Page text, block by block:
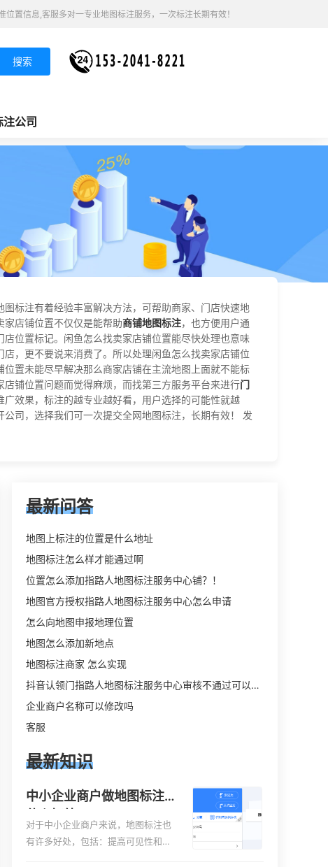
置信息,客服多对一专业地图标注服务，一次标注长期有效！
搜索
公司
标注有着经验丰富解决方法，可帮助商家、门店快速地
店铺位置不仅仅是能帮助商铺地图标注，也方便用户通
位置标记。闲鱼怎么找卖家店铺位置能尽快处理也意味
，更不要说来消费了。所以处理闲鱼怎么找卖家店铺位
置未能尽早解决那么商家店铺在主流地图上面就不能标
铺位置问题而觉得麻烦，而找第三方服务平台来进行门
效果，标注的越专业越好看，用户选择的可能性就越
司，选择我们可一次提交全网地图标注，长期有效！ 发
最新问答
地图上标注的位置是什么地址
地图标注怎么样才能通过啊
位置怎么添加指路人地图标注服务中心铺？！
地图官方授权指路人地图标注服务中心怎么申请
怎么向地图申报地理位置
地图怎么添加新地点
地图标注商家 怎么实现
抖音认领门指路人地图标注服务中心审核不通过可以删除不
企业商户名称可以修改吗
客服
最新知识
中小企业商户做地图标注有
对于中小企业商户来说，地图标注也
有许多好处，包括：提高可见性和曝